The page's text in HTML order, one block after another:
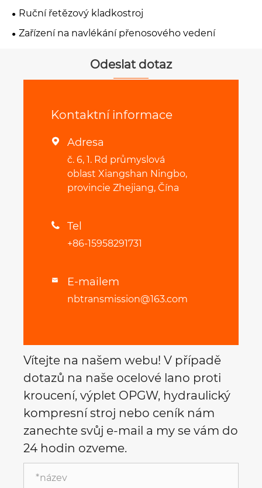
Ruční řetězový kladkostroj
Zařízení na navlékání přenosového vedení
Odeslat dotaz
Kontaktní informace
 Adresa
č. 6, 1. Rd průmyslová
oblast Xiangshan Ningbo,
provincie Zhejiang, Čína
 Tel
+86-15958291731
 E-mailem
nbtransmission@163.com
Vítejte na našem webu! V případě
dotazů na naše ocelové lano proti
kroucení, výplet OPGW, hydraulický
kompresní stroj nebo ceník nám
zanechte svůj e-mail a my se vám do
24 hodin ozveme.